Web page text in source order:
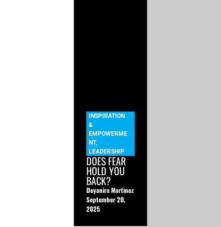
INSPIRATION
&
EMPOWERME
NT,
LEADERSHIP
DOES FEAR
HOLD YOU
BACK?
Deyanira Martinez
September 20,
2025